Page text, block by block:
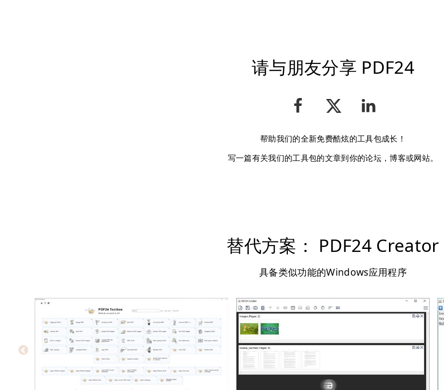
请与朋友分享 PDF24
帮助我们的全新免费酷炫的工具包成长！
写一篇有关我们的工具包的文章到你的论坛，博客或网站。
替代方案： PDF24 Creator
具备类似功能的Windows应用程序